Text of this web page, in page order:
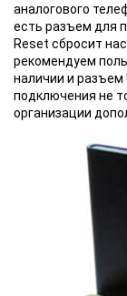
аналогового
есть разъем для
Reset сбросит
рекомендуем
наличии и разъем
подключения не
организации